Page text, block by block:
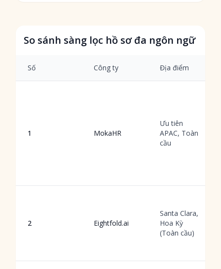
So sánh sàng lọc hồ sơ đa ngôn ngữ
Số Công ty Địa điểm
1 MokaHR
Ưu tiên
APAC, Toàn
cầu
2 Eightfold.ai
Santa Clara,
Hoa Kỳ
(Toàn cầu)